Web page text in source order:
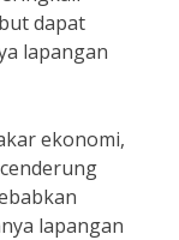
dapat
lapangan
ekonomi,
lapangan